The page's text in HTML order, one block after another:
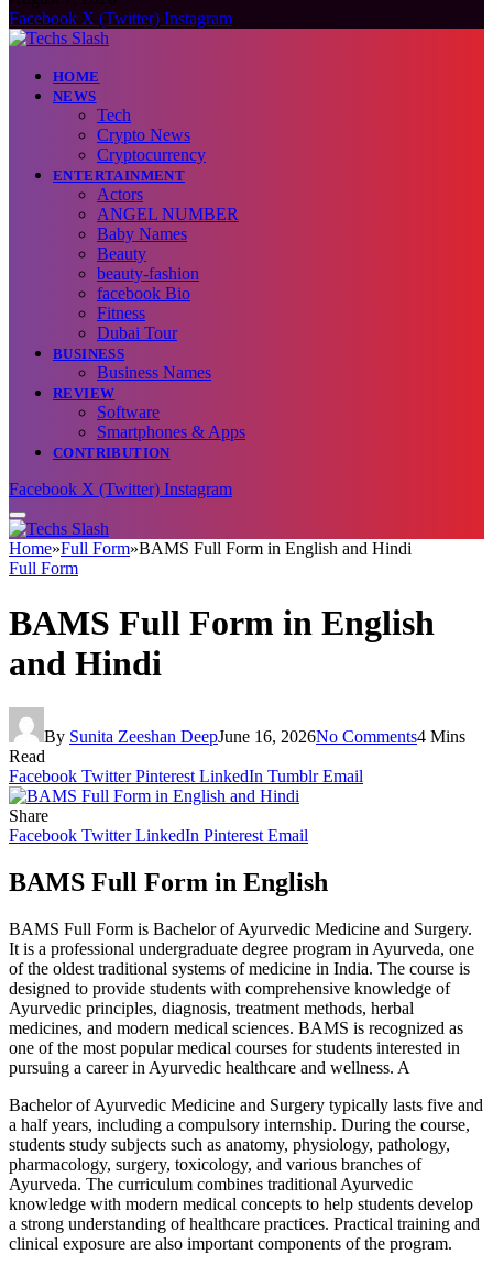
Facebook X (Twitter) Instagram
HOME
NEWS
Tech
Crypto News
Cryptocurrency
ENTERTAINMENT
Actors
ANGEL NUMBER
Baby Names
Beauty
beauty-fashion
facebook Bio
Fitness
Dubai Tour
BUSINESS
Business Names
REVIEW
Software
Smartphones & Apps
CONTRIBUTION
Facebook X (Twitter) Instagram
Home»Full Form»BAMS Full Form in English and Hindi
Full Form
BAMS Full Form in English
and Hindi
By Sunita Zeeshan DeepJune 16, 2026No Comments4 Mins
Read
Facebook Twitter Pinterest LinkedIn Tumblr Email
Share
Facebook Twitter LinkedIn Pinterest Email
BAMS Full Form in English
BAMS Full Form is Bachelor of Ayurvedic Medicine and Surgery.
It is a professional undergraduate degree program in Ayurveda, one
of the oldest traditional systems of medicine in India. The course is
designed to provide students with comprehensive knowledge of
Ayurvedic principles, diagnosis, treatment methods, herbal
medicines, and modern medical sciences. BAMS is recognized as
one of the most popular medical courses for students interested in
pursuing a career in Ayurvedic healthcare and wellness. A
Bachelor of Ayurvedic Medicine and Surgery typically lasts five and
a half years, including a compulsory internship. During the course,
students study subjects such as anatomy, physiology, pathology,
pharmacology, surgery, toxicology, and various branches of
Ayurveda. The curriculum combines traditional Ayurvedic
knowledge with modern medical concepts to help students develop
a strong understanding of healthcare practices. Practical training and
clinical exposure are also important components of the program.